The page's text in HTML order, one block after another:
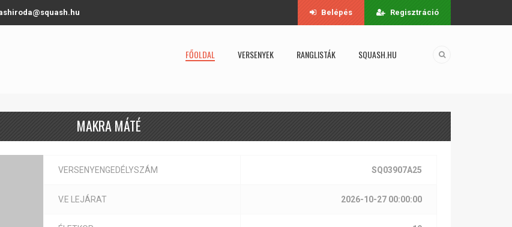
Belépés Regisztráció
FŐOLDAL VERSENYEK RANGLISTÁK SQUASH.HU
MAKRA MÁTÉ
VERSENYENGEDÉLYSZÁM SQ03907A25
V.E LEJÁRAT 2026-10-27 00:00:00